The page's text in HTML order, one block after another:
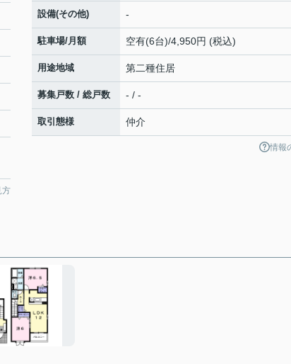
方
設備(その他) -
駐車場/月額 空有(6台)/4,950円 (税込)
用途地域 第二種住居
募集戸数 / 総戸数 - / -
取引態様 仲介
情報